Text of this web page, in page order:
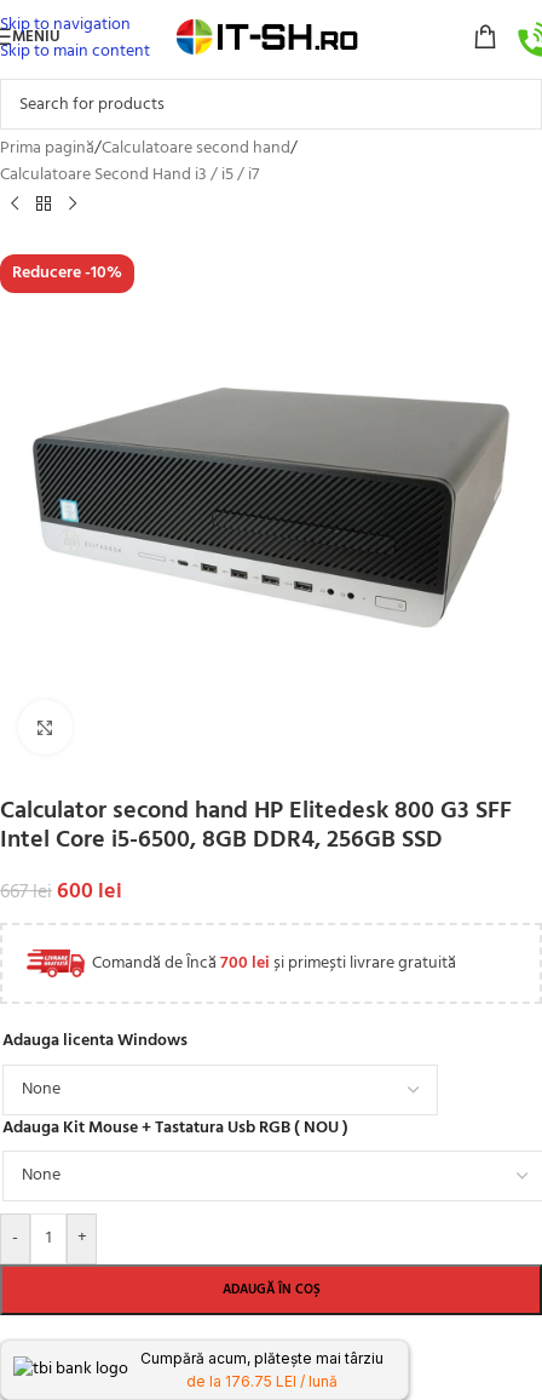
Skip to navigation
Skip to main content
MENIU
Prima pagină/Calculatoare second hand/
Calculatoare Second Hand i3 / i5 / i7
Reducere -10%
Calculator second hand HP Elitedesk 800 G3 SFF
Intel Core i5-6500, 8GB DDR4, 256GB SSD
667lei600lei
Comandă de Încă700 leiși primești livrare gratuită
Adauga licenta Windows
Adauga Kit Mouse + Tastatura Usb RGB ( NOU )
- +
ADAUGĂ ÎN COȘ
Cumpără acum, plătește mai târziu
de la 176.75 LEI / lună